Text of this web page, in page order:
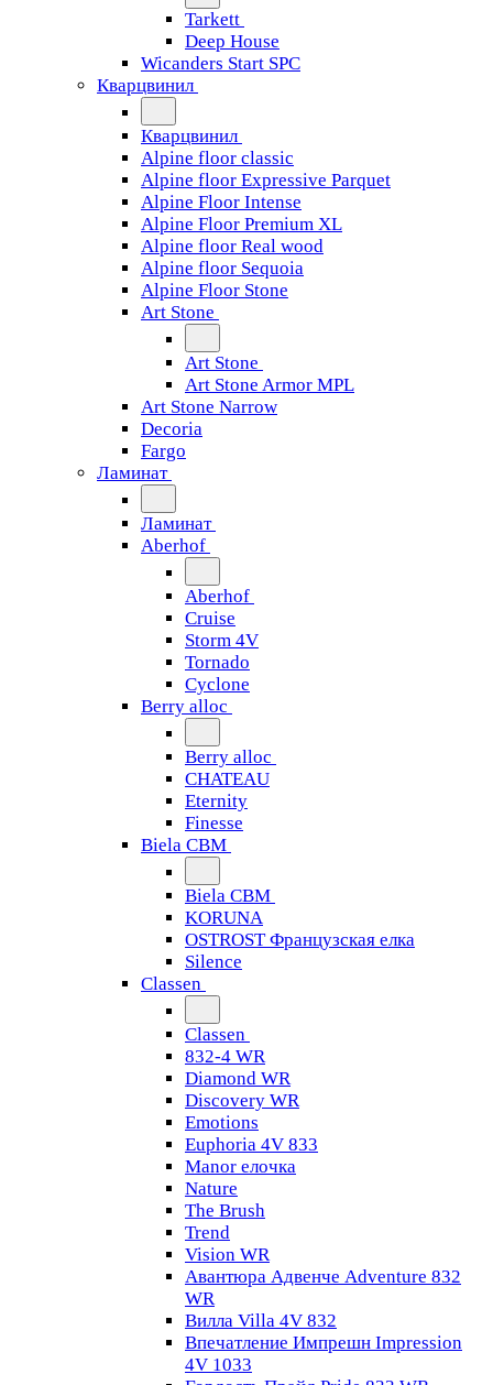
Tarkett
Deep House
Wicanders Start SPC
Кварцвинил
Кварцвинил
Alpine floor classic
Alpine floor Expressive Parquet
Alpine Floor Intense
Alpine Floor Premium XL
Alpine floor Real wood
Alpine floor Sequoia
Alpine Floor Stone
Art Stone
Art Stone
Art Stone Armor MPL
Art Stone Narrow
Decoria
Fargo
Ламинат
Ламинат
Aberhof
Aberhof
Cruise
Storm 4V
Tornado
Сyclone
Berry alloc
Berry alloc
CHATEAU
Eternity
Finesse
Biela CBM
Biela CBM
KORUNA
OSTROST Французская елка
Silence
Classen
Classen
832-4 WR
Diamond WR
Discovery WR
Emotions
Euphoria 4V 833
Manor елочка
Nature
The Brush
Trend
Vision WR
Авантюра Адвенче Adventure 832
WR
Вилла Villa 4V 832
Впечатление Импрешн Impression
4V 1033